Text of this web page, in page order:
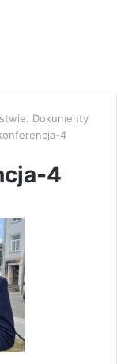
Dokumenty
4
4